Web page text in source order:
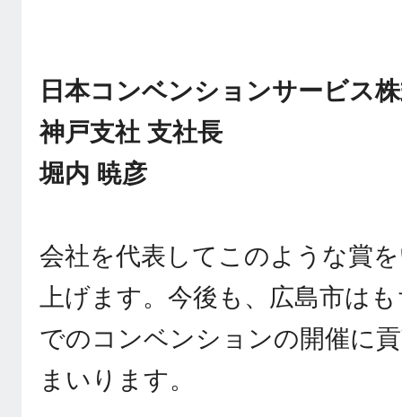
日本コンベンションサービス
神戸支社 支社長
堀内 暁彦
会社を代表してこのような賞
上げます。今後も、広島市は
でのコンベンションの開催に
まいります。